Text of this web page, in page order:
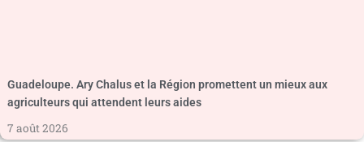
Guadeloupe. Ary Chalus et la Région promettent un mieux aux
agriculteurs qui attendent leurs aides
7 août 2026